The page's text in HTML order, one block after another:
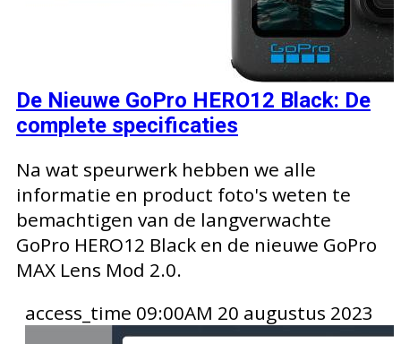
De Nieuwe GoPro HERO12 Black: De
complete specificaties
Na wat speurwerk hebben we alle
informatie en product foto's weten te
bemachtigen van de langverwachte
GoPro HERO12 Black en de nieuwe GoPro
MAX Lens Mod 2.0.
access_time 09:00AM 20 augustus 2023